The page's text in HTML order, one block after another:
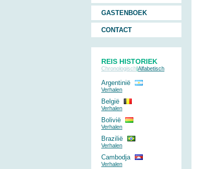
GASTENBOEK
CONTACT
REIS HISTORIEK
Chronologisch|Alfabetisch
Argentinië
Verhalen
België
Verhalen
Bolivië
Verhalen
Brazilië
Verhalen
Cambodja
Verhalen